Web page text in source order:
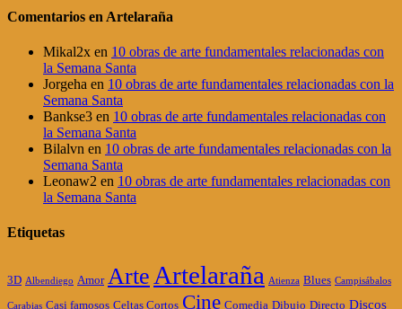
Comentarios en Artelaraña
Mikal2x en 10 obras de arte fundamentales relacionadas con
la Semana Santa
Jorgeha en 10 obras de arte fundamentales relacionadas con la
Semana Santa
Bankse3 en 10 obras de arte fundamentales relacionadas con
la Semana Santa
Bilalvn en 10 obras de arte fundamentales relacionadas con la
Semana Santa
Leonaw2 en 10 obras de arte fundamentales relacionadas con
la Semana Santa
Etiquetas
3D Albendiego Amor Arte Artelaraña Atienza Blues Campisábalos
Carabias Casi famosos Celtas Cortos Cine Comedia Dibujo Directo Discos